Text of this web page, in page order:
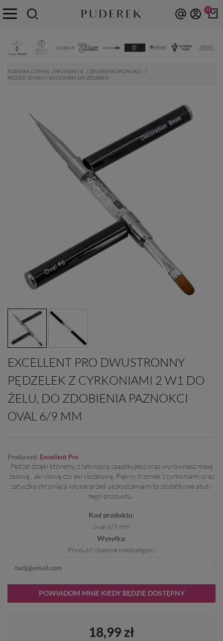
0
PUDEREK.COM.PL PAZNOKCIE
ZDOBIENIE PAZNOKCI
PĘDZLE, SONDY I AKCESORIA DO ZDOBIEŃ
EXCELLENT PRO DWUSTRONNY
PĘDZELEK Z CYRKONIAMI 2 W1 DO
ŻELU, DO ZDOBIENIA PAZNOKCI
OVAL 6/9 MM
Producent: Excellent Pro
Pędzel dzięki któremu z łatwością zaaplikujesz oraz wyrównasz masę
żelową , akrylową czy akrylożelową. Piękny trzonek z cyrkoniami oraz
zatyczka chroniąca włosie przed uszkodzeniami to dodatkowe atuty
tego produktu.
Kod produktu:
oval 6/9 mm
Wysyłka:
Produkt obecnie niedostępny
POWIADOM MNIE KIEDY BĘDZIE DOSTĘPNY
18,99 zł